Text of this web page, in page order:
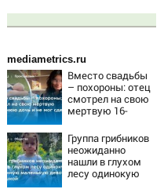
mediametrics.ru
Вместо свадьбы
– похороны: отец
смотрел на свою
мертвую 16-
мог сдержать
слезы
Группа грибников
неожиданно
нашли в глухом
лесу одинокую